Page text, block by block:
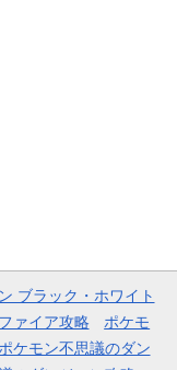
ブラック・ホワイト
ァイア攻略
ポケモ
ポケモン不思議のダン